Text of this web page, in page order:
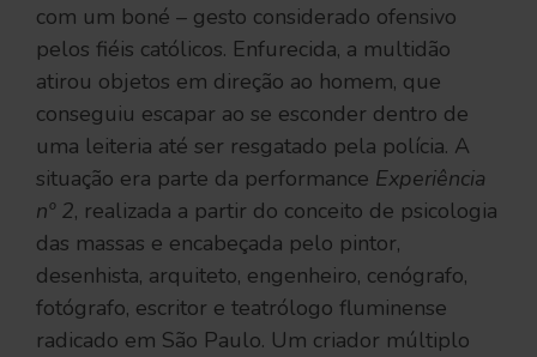
com um boné – gesto considerado ofensivo
pelos fiéis católicos. Enfurecida, a multidão
atirou objetos em direção ao homem, que
conseguiu escapar ao se esconder dentro de
uma leiteria até ser resgatado pela polícia. A
situação era parte da performance Experiência
nº 2, realizada a partir do conceito de psicologia
das massas e encabeçada pelo pintor,
desenhista, arquiteto, engenheiro, cenógrafo,
fotógrafo, escritor e teatrólogo fluminense
radicado em São Paulo. Um criador múltiplo